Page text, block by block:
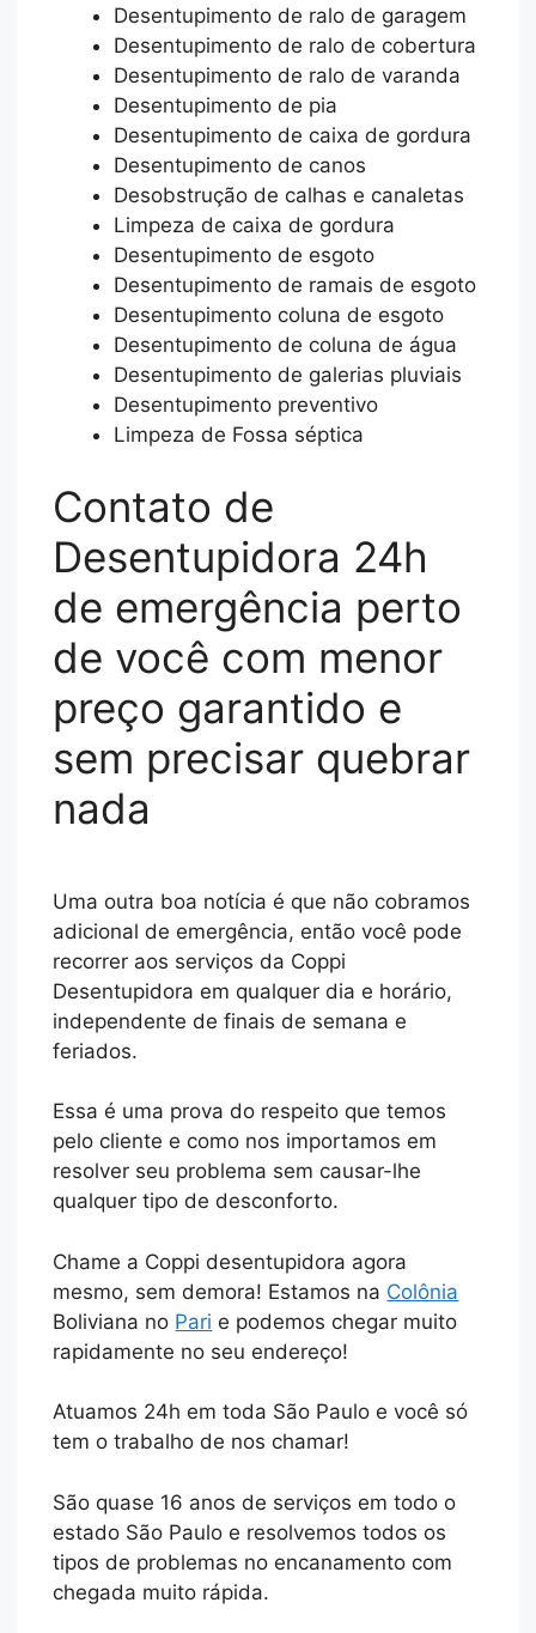
Desentupimento de ralo de garagem
Desentupimento de ralo de cobertura
Desentupimento de ralo de varanda
Desentupimento de pia
Desentupimento de caixa de gordura
Desentupimento de canos
Desobstrução de calhas e canaletas
Limpeza de caixa de gordura
Desentupimento de esgoto
Desentupimento de ramais de esgoto
Desentupimento coluna de esgoto
Desentupimento de coluna de água
Desentupimento de galerias pluviais
Desentupimento preventivo
Limpeza de Fossa séptica
Contato de
Desentupidora 24h
de emergência perto
de você com menor
preço garantido e
sem precisar quebrar
nada
Uma outra boa notícia é que não cobramos
adicional de emergência, então você pode
recorrer aos serviços da Coppi
Desentupidora em qualquer dia e horário,
independente de finais de semana e
feriados.
Essa é uma prova do respeito que temos
pelo cliente e como nos importamos em
resolver seu problema sem causar-lhe
qualquer tipo de desconforto.
Chame a Coppi desentupidora agora
mesmo, sem demora! Estamos na Colônia
Boliviana no Pari e podemos chegar muito
rapidamente no seu endereço!
Atuamos 24h em toda São Paulo e você só
tem o trabalho de nos chamar!
São quase 16 anos de serviços em todo o
estado São Paulo e resolvemos todos os
tipos de problemas no encanamento com
chegada muito rápida.